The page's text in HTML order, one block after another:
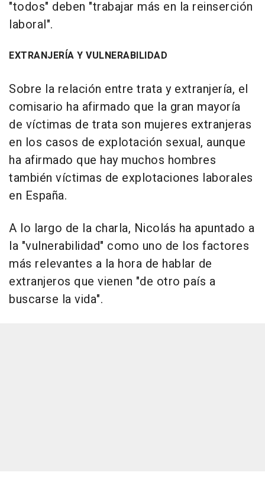
"todos" deben "trabajar más en la reinserción
laboral".
EXTRANJERÍA Y VULNERABILIDAD
Sobre la relación entre trata y extranjería, el
comisario ha afirmado que la gran mayoría
de víctimas de trata son mujeres extranjeras
en los casos de explotación sexual, aunque
ha afirmado que hay muchos hombres
también víctimas de explotaciones laborales
en España.
A lo largo de la charla, Nicolás ha apuntado a
la "vulnerabilidad" como uno de los factores
más relevantes a la hora de hablar de
extranjeros que vienen "de otro país a
buscarse la vida".